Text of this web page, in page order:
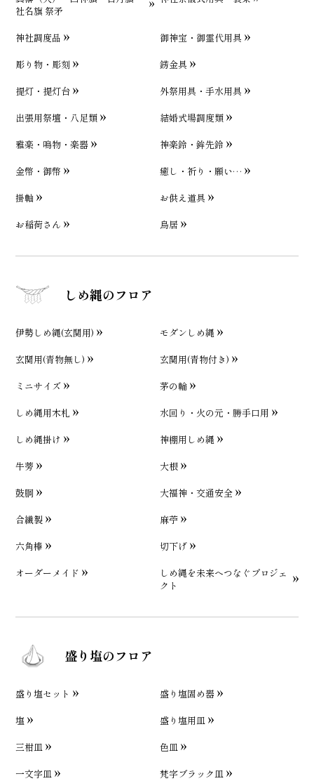
社名旗 祭矛
神社調度品
御神宝・御霊代用具
彫り物・彫刻
錺金具
提灯・提灯台
外祭用具・手水用具
出張用祭壇・八足類
結婚式場調度類
雅楽・鳴物・楽器
神楽鈴・鉾先鈴
金幣・御幣
癒し・祈り・願い…
掛軸
お供え道具
お稲荷さん
鳥居
しめ縄のフロア
伊勢しめ縄(玄関用)
モダンしめ縄
玄関用(青物無し)
玄関用(青物付き)
ミニサイズ
茅の輪
しめ縄用木札
水回り・火の元・勝手口用
しめ縄掛け
神棚用しめ縄
牛蒡
大根
鼓胴
大福神・交通安全
合繊製
麻苧
六角棒
切下げ
オーダーメイド
しめ縄を未来へつなぐプロジェ
クト
盛り塩のフロア
盛り塩セット
盛り塩固め器
塩
盛り塩用皿
三柑皿
色皿
一文字皿
梵字ブラック皿